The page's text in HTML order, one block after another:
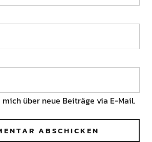
über neue Beiträge via E-Mail.